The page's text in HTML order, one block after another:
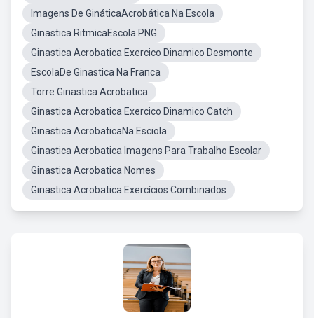
Imagens De GináticaAcrobática Na Escola
Ginastica RitmicaEscola PNG
Ginastica Acrobatica Exercico Dinamico Desmonte
EscolaDe Ginastica Na Franca
Torre Ginastica Acrobatica
Ginastica Acrobatica Exercico Dinamico Catch
Ginastica AcrobaticaNa Esciola
Ginastica Acrobatica Imagens Para Trabalho Escolar
Ginastica Acrobatica Nomes
Ginastica Acrobatica Exercícios Combinados